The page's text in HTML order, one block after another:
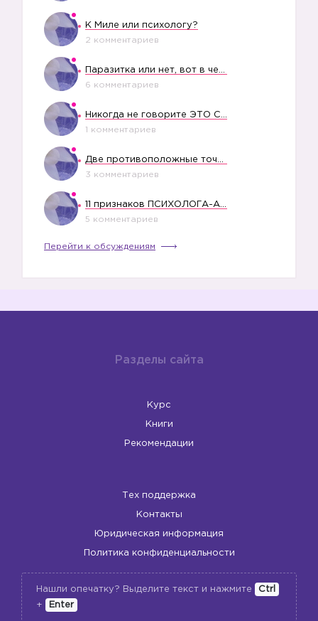
К Миле или психологу?
2 комментариев
6 комментариев
1 комментариев
3 комментариев
5 комментариев
Перейти к обсуждениям
Разделы сайта
Курс
Книги
Рекомендации
Тех поддержка
Контакты
Юридическая информация
Политика конфиденциальности
Нашли опечатку? Выделите текст и нажмите
Ctrl
+
Enter